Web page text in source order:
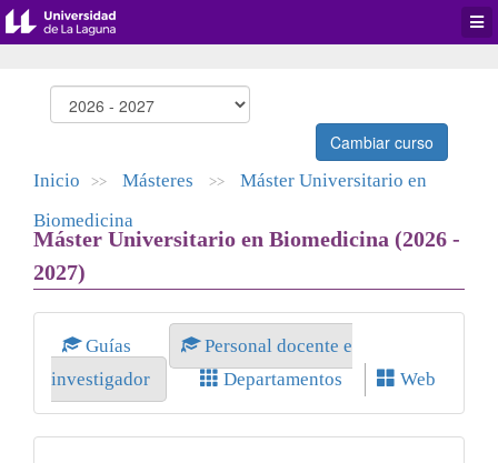
Cambiar curso
Inicio >> Másteres >>
Máster Universitario en
Biomedicina
Máster Universitario en Biomedicina (2026 -
2027)
Guías
Personal docente e
investigador
Departamentos Web